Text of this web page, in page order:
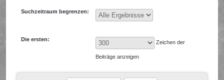
Suchzeitraum begrenzen:
Die ersten:
Zeichen der
Beiträge anzeigen